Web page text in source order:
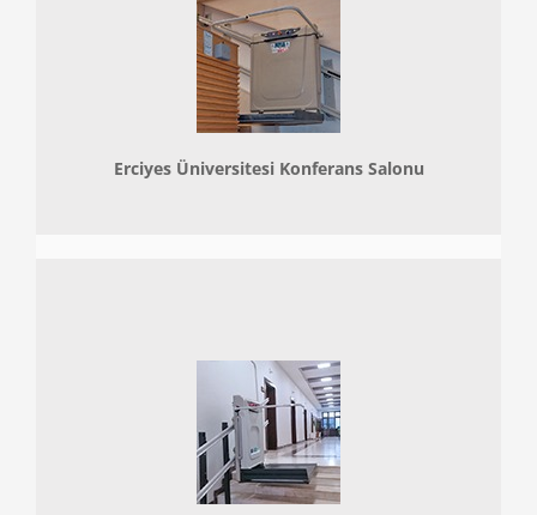
Erciyes Üniversitesi Konferans Salonu